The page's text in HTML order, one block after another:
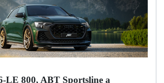
LE 800, ABT Sportsline a